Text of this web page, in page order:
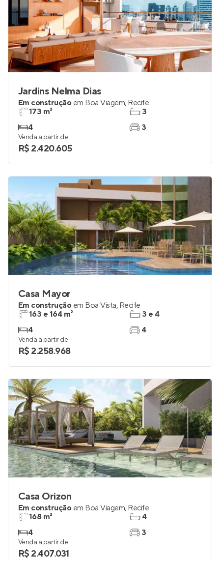
Jardins Nelma Dias
Em construção em Boa Viagem, Recife
173 m²
4
3
3
Venda a partir de
R$ 2.420.605
Casa Mayor
Em construção em Boa Vista, Recife
163 e 164 m²
4
3 e 4
4
Venda a partir de
R$ 2.258.968
Casa Orizon
Em construção em Boa Viagem, Recife
168 m²
4
4
3
Venda a partir de
R$ 2.407.031